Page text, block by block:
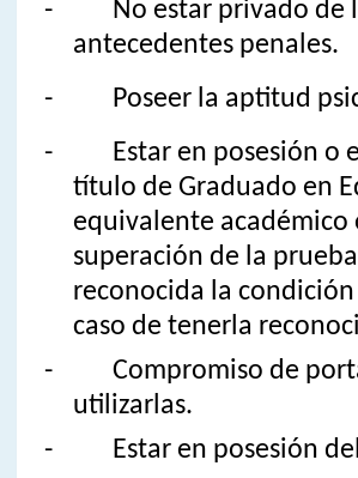
- No estar privado de
antecedentes penales.
- Poseer la aptitud
- Estar en posesión o
título de Graduado en
equivalente académico
superación de la
reconocida la
caso de tenerla
- Compromiso de portar
utilizarlas.
- Estar en posesión del